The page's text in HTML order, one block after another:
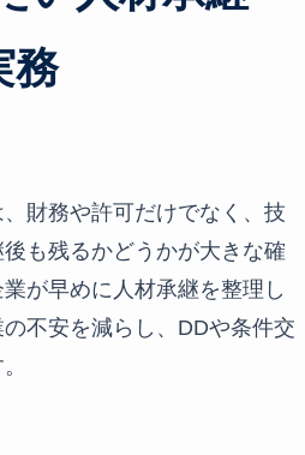
務
財務や許可だけでなく、技
も残るかどうかが大きな確
が早めに人材承継を整理し
不安を減らし、DDや条件交